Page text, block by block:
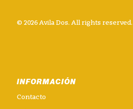
© 2026 Avila Dos. All rights reserved.
INFORMACIÓN
Contacto